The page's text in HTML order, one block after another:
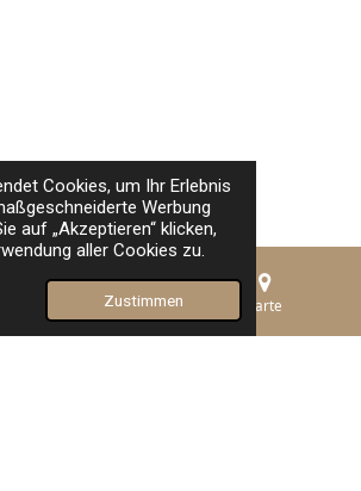
Cookies, um Ihr Erlebnis
Werbung
auf „Akzeptieren“ klicken,
aller Cookies zu.
Zustimmen
Telefon Karte